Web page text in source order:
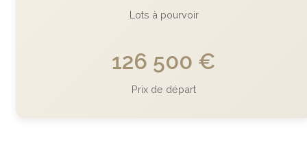
Lots à pourvoir
126 500 €
Prix de départ